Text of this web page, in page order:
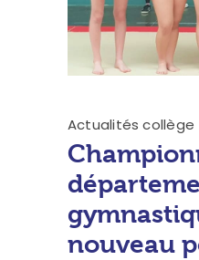
Actualités collège
nouveau